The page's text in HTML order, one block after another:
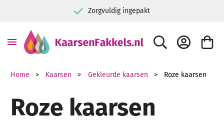
9+ Kiyoh klantbeoordeling
ZOEK ACCOUNT
Home Kaarsen Gekleurde kaarsen Roze kaarsen
Roze kaarsen